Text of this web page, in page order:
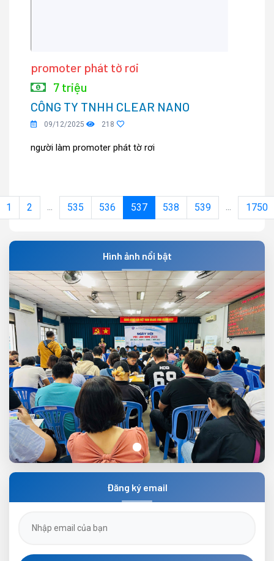
promoter phát tờ rơi
7 triệu
CÔNG TY TNHH CLEAR NANO
09/12/2025 218
người làm promoter phát tờ rơi
1 2 ... 535 536 537 538 539 ... 1750
Hình ảnh nổi bật
Đăng ký email